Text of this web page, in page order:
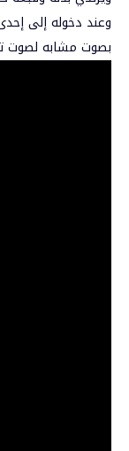
وعند دخوله إلى
بصوت مشابه لصوت